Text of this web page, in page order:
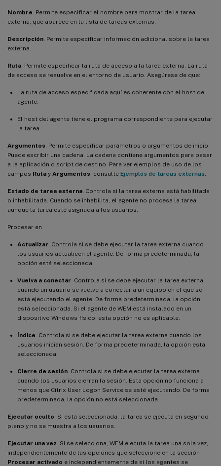
Nombre . Permite especificar el nombre para mostrar de la tarea
externa, que aparece en la lista de tareas externas.
Descripción . Permite especificar información adicional sobre la tarea
externa.
Ruta . Permite especificar la ruta de acceso a la tarea externa. La ruta
de acceso se resuelve en el entorno de usuario. Asegúrese de que:
La ruta de acceso especificada aquí es coherente con el host del
agente.
El host del agente tiene el programa correspondiente para ejecutar
la tarea.
Argumentos . Permite especificar parámetros o argumentos de inicio.
Puede escribir una cadena. La cadena contiene argumentos para pasar
a la aplicación o script de destino. Para ver ejemplos de uso de los
campos Ruta y Argumentos , consulte Ejemplos de tareas externas
Estado de tarea externa . Controla si la tarea externa está habilitada
o inhabilitada. Cuando se inhabilita, el agente no procesa la tarea
aunque la tarea esté asignada a los usuarios.
Procesar en
Actualizar . Controla si se debe ejecutar la tarea externa cuando
los usuarios actualicen el agente. De forma predeterminada, la
opción está seleccionada.
Vuelva a conectar . Controla si se debe ejecutar la tarea externa
cuando un usuario se vuelve a conectar a un equipo en el que se
está ejecutando el agente. De forma predeterminada, la opción
está seleccionada. Si el agente de WEM está instalado en un
dispositivo Windows físico, esta opción no es aplicable.
Índice . Controla si se debe ejecutar la tarea externa cuando los
usuarios inician sesión. De forma predeterminada, la opción está
seleccionada.
Cierre de sesión . Controla si se debe ejecutar la tarea externa
cuando los usuarios cierran la sesión. Esta opción no funciona a
menos que Citrix User Logon Service se esté ejecutando. De forma
predeterminada, la opción no está seleccionada.
Ejecutar oculto . Si está seleccionada, la tarea se ejecuta en segundo
plano y no se muestra a los usuarios.
Ejecutar una vez . Si se selecciona, WEM ejecuta la tarea una sola vez,
independientemente de las opciones que seleccione en la sección
Procesar activado e independientemente de si los agentes se